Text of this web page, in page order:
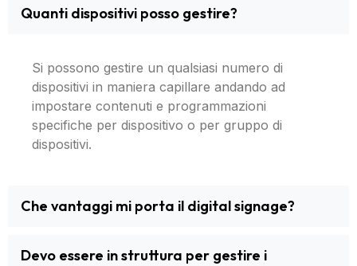
Quanti dispositivi posso gestire?
Si possono gestire un qualsiasi numero di
dispositivi in maniera capillare andando ad
impostare contenuti e programmazioni
specifiche per dispositivo o per gruppo di
dispositivi.
Che vantaggi mi porta il digital signage?
Devo essere in struttura per gestire i